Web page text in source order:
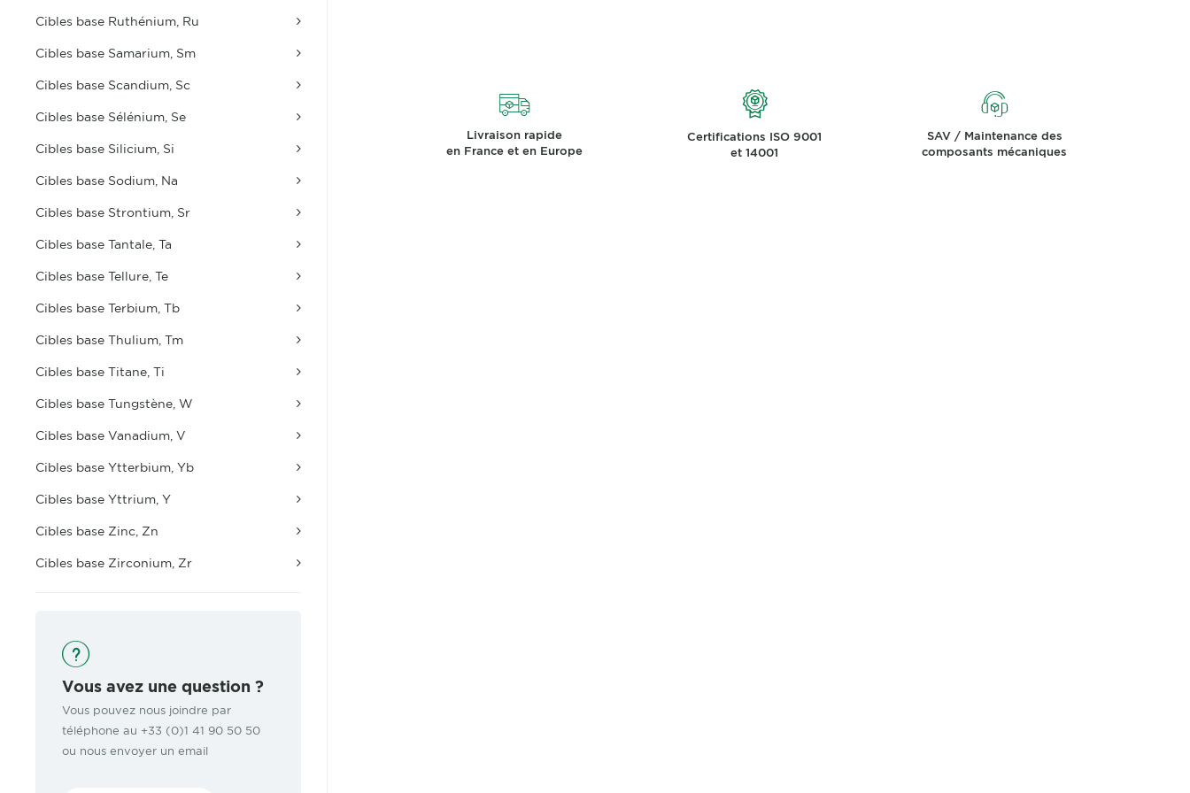
Cibles base Ruthénium, Ru
Cibles base Samarium, Sm
Cibles base Scandium, Sc
Cibles base Sélénium, Se
Cibles base Silicium, Si
Cibles base Sodium, Na
Cibles base Strontium, Sr
Cibles base Tantale, Ta
Cibles base Tellure, Te
Cibles base Terbium, Tb
Cibles base Thulium, Tm
Cibles base Titane, Ti
Cibles base Tungstène, W
Cibles base Vanadium, V
Cibles base Ytterbium, Yb
Cibles base Yttrium, Y
Cibles base Zinc, Zn
Cibles base Zirconium, Zr
Vous avez une question ?
Vous pouvez nous joindre par
téléphone au +33 (0)1 41 90 50 50
ou nous envoyer un email
Livraison rapide
en France et en Europe
Certifications ISO 9001
et 14001
SAV / Maintenance des
composants mécaniques